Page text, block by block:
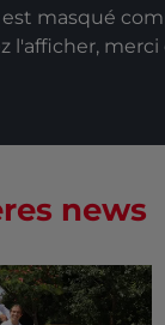
masqué
l'afficher,
news